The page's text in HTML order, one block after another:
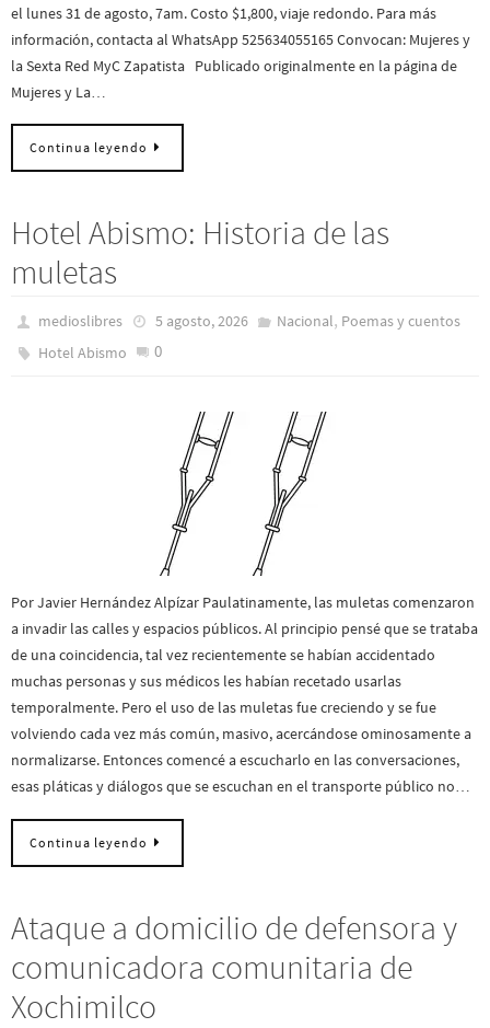
el lunes 31 de agosto, 7am. Costo $1,800, viaje redondo. Para más
información, contacta al WhatsApp 525634055165 Convocan: Mujeres y
la Sexta Red MyC Zapatista Publicado originalmente en la página de
Mujeres y La…
Continua leyendo
Hotel Abismo: Historia de las
muletas
medioslibres 5 agosto, 2026 Nacional, Poemas y cuentos
Hotel Abismo
0
Por Javier Hernández Alpízar Paulatinamente, las muletas comenzaron
a invadir las calles y espacios públicos. Al principio pensé que se trataba
de una coincidencia, tal vez recientemente se habían accidentado
muchas personas y sus médicos les habían recetado usarlas
temporalmente. Pero el uso de las muletas fue creciendo y se fue
volviendo cada vez más común, masivo, acercándose ominosamente a
normalizarse. Entonces comencé a escucharlo en las conversaciones,
esas pláticas y diálogos que se escuchan en el transporte público no…
Continua leyendo
Ataque a domicilio de defensora y
comunicadora comunitaria de
Xochimilco